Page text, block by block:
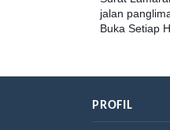
jalan
Buka Setiap
PROFIL